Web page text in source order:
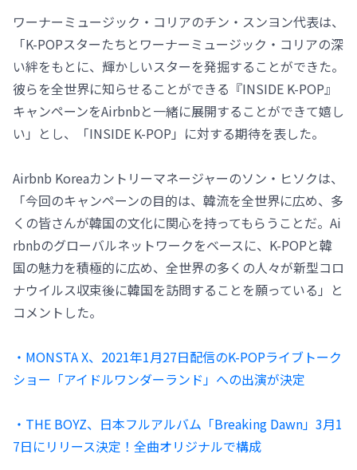
ワーナーミュージック・コリアのチン・スンヨン代表は、
「K-POPスターたちとワーナーミュージック・コリアの深
い絆をもとに、輝かしいスターを発掘することができた。
彼らを全世界に知らせることができる『INSIDE K-POP』
キャンペーンをAirbnbと一緒に展開することができて嬉し
い」とし、「INSIDE K-POP」に対する期待を表した。
Airbnb Koreaカントリーマネージャーのソン・ヒソクは、
「今回のキャンペーンの目的は、韓流を全世界に広め、多
くの皆さんが韓国の文化に関心を持ってもらうことだ。Ai
rbnbのグローバルネットワークをベースに、K-POPと韓
国の魅力を積極的に広め、全世界の多くの人々が新型コロ
ナウイルス収束後に韓国を訪問することを願っている」と
コメントした。
・MONSTA X、2021年1月27日配信のK-POPライブトーク
ショー「アイドルワンダーランド」への出演が決定
・THE BOYZ、日本フルアルバム「Breaking Dawn」3月1
7日にリリース決定！全曲オリジナルで構成